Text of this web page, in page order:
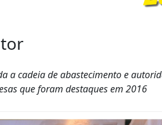
a cadeia de abastecimento e
que foram destaques em 2016